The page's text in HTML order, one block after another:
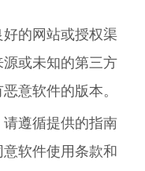
的网站或授权渠
或未知的第三方
意软件的版本。
遵循提供的指南
软件使用条款和